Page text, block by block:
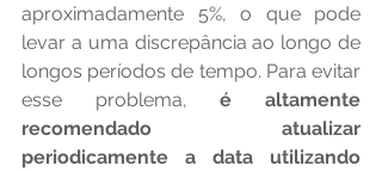
aproximadamente 5%, o que pode
levar a uma discrepância ao longo de
longos períodos de tempo. Para evitar
esse problema, é altamente
recomendado atualizar
periodicamente a data utilizando